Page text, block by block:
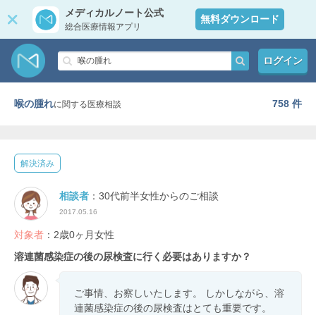
メディカルノート公式
総合医療情報アプリ
無料ダウンロード
ログイン
喉の腫れに関する医療相談 758 件
解決済み
相談者 ：30代前半女性からのご相談
2017.05.16
対象者 ：2歳0ヶ月女性
溶連菌感染症の後の尿検査に行く必要はありますか？
ご事情、お察しいたします。 しかしながら、溶
連菌感染症の後の尿検査はとても重要です。